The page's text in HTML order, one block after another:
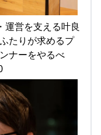
営を支える叶良
たりが求めるプ
ナーをやるべ